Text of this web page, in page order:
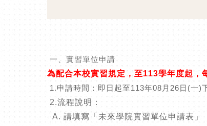
一、實習單位申請
為配合本校實習規定，至113學年度起，
1.申請時間：即日起至113年08月26日(一)
2.流程說明：
A. 請填寫「未來學院實習單位申請表」